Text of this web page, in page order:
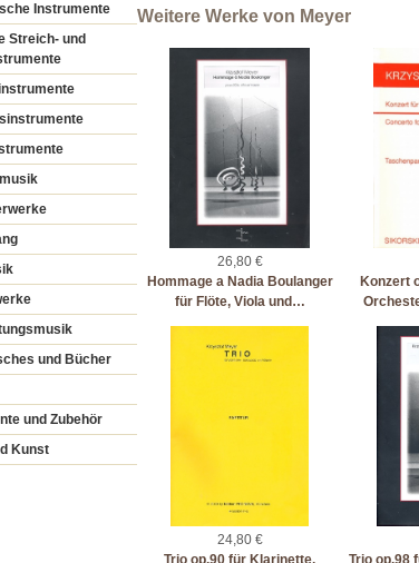
Instrumente
Streich- und
und Bücher
und Zubehör
Kunst
Weitere Werke von Meyer
26,80 €
Hommage a Nadia Boulanger
für Flöte, Viola und…
Konzert
24,80 €
Trio op.90 für Klarinette,
Trio op.98